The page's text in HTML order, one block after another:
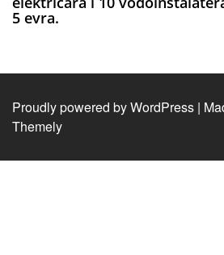
5 evra.
Proudly powered by WordPress |
Themely